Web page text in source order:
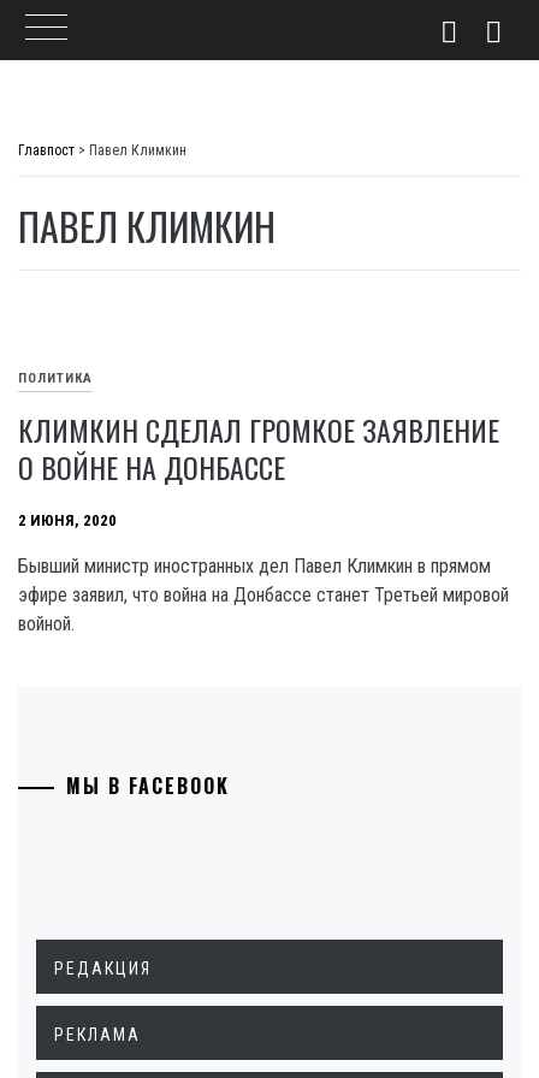
Главпост > Павел Климкин
ПАВЕЛ КЛИМКИН
ПОЛИТИКА
КЛИМКИН СДЕЛАЛ ГРОМКОЕ ЗАЯВЛЕНИЕ
О ВОЙНЕ НА ДОНБАССЕ
2 ИЮНЯ, 2020
Бывший министр иностранных дел Павел Климкин в прямом
эфире заявил, что война на Донбассе станет Третьей мировой
войной.
МЫ В FACEBOOK
РЕДАКЦИЯ
РЕКЛАМА